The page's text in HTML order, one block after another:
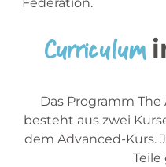
Curriculum
Das Programm The
besteht aus zwei
dem Advanced-Kurs.